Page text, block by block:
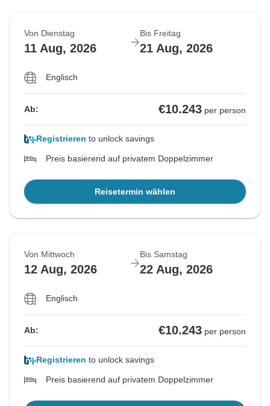
Von Dienstag
11 Aug, 2026
Bis Freitag
21 Aug, 2026
Englisch
Ab: €10.243 per person
Registrieren to unlock savings
Preis basierend auf privatem Doppelzimmer
Reisetermin wählen
Von Mittwoch
12 Aug, 2026
Bis Samstag
22 Aug, 2026
Englisch
Ab: €10.243 per person
Registrieren to unlock savings
Preis basierend auf privatem Doppelzimmer